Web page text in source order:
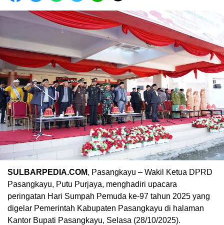
SULBARPEDIA.COM, Pasangkayu – Wakil Ketua DPRD
Pasangkayu, Putu Purjaya, menghadiri upacara
peringatan Hari Sumpah Pemuda ke-97 tahun 2025 yang
digelar Pemerintah Kabupaten Pasangkayu di halaman
Kantor Bupati Pasangkayu, Selasa (28/10/2025).